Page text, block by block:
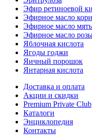
Эфир ретиноевой
Эфирное масло
Эфирное масло
Эфирное масло
Яблочная кислота
Ягоды годжи
Яичный порошок
Янтарная кислота
Доставка и оплата
Акции и скидки
Premium Private Club
Каталоги
Энциклопедия
Контакты